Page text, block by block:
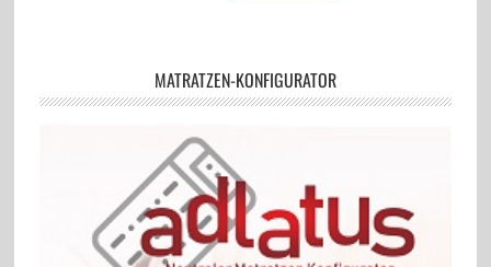
MATRATZEN-KONFIGURATOR